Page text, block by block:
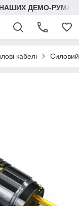
ДЕМО-РУМАХ
кабелі